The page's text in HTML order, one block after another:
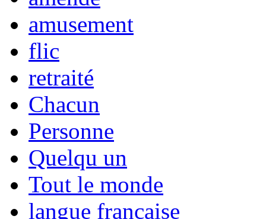
amusement
flic
retraité
Chacun
Personne
Quelqu un
Tout le monde
langue française